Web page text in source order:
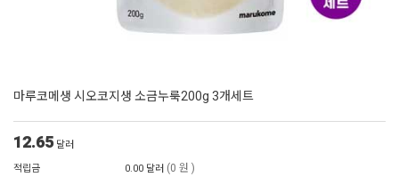
마루코메생 시오코지생 소금누룩200g 3개세트
12.65 달러
적립금
0.00 달러 (0 원 )